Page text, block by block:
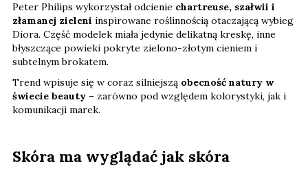
Peter Philips wykorzystał odcienie chartreuse, szałwii i
złamanej zieleni inspirowane roślinnością otaczającą wybieg
Diora. Część modelek miała jedynie delikatną kreskę, inne
błyszczące powieki pokryte zielono-złotym cieniem i
subtelnym brokatem.
Trend wpisuje się w coraz silniejszą obecność natury w
świecie beauty – zarówno pod względem kolorystyki, jak i
komunikacji marek.
Skóra ma wyglądać jak skóra